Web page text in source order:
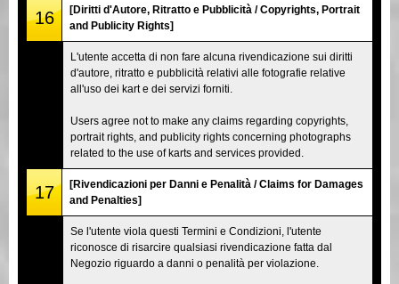
16
[Diritti d'Autore, Ritratto e Pubblicità / Copyrights, Portrait
and Publicity Rights]
L'utente accetta di non fare alcuna rivendicazione sui diritti
d'autore, ritratto e pubblicità relativi alle fotografie relative
all'uso dei kart e dei servizi forniti.
Users agree not to make any claims regarding copyrights,
portrait rights, and publicity rights concerning photographs
related to the use of karts and services provided.
17
[Rivendicazioni per Danni e Penalità / Claims for Damages
and Penalties]
Se l'utente viola questi Termini e Condizioni, l'utente
riconosce di risarcire qualsiasi rivendicazione fatta dal
Negozio riguardo a danni o penalità per violazione.